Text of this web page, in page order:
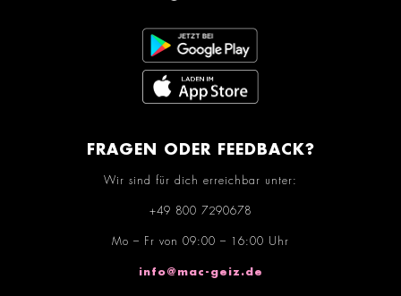
FRAGEN ODER FEEDBACK?
Wir sind für dich erreichbar unter:
+49 800 7290678
Mo – Fr von 09:00 – 16:00 Uhr
info@mac-geiz.de